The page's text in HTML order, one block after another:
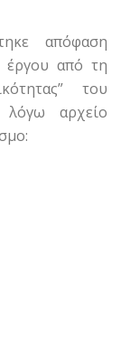
απόφαση
έργου από τη
του
αρχείο